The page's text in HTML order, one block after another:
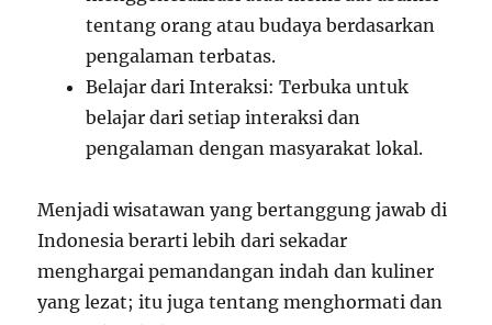
tentang orang atau budaya berdasarkan
pengalaman terbatas.
Belajar dari Interaksi: Terbuka untuk
belajar dari setiap interaksi dan
pengalaman dengan masyarakat lokal.
Menjadi wisatawan yang bertanggung jawab di
Indonesia berarti lebih dari sekadar
menghargai pemandangan indah dan kuliner
yang lezat; itu juga tentang menghormati dan